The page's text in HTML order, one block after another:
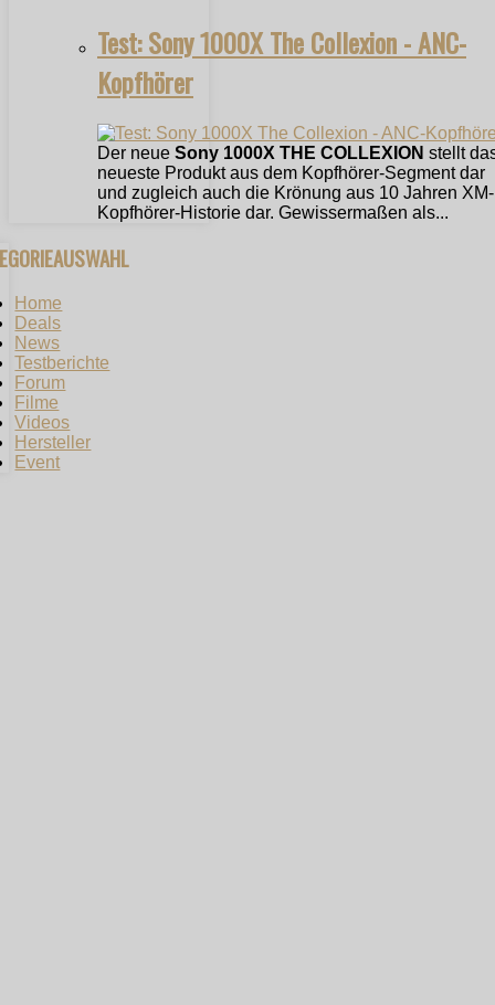
Test: Sony 1000X The Collexion - ANC-
Kopfhörer
Der neue Sony 1000X THE COLLEXION stellt
neueste Produkt aus dem Kopfhörer-Segment dar
und zugleich auch die Krönung aus 10 Jahren XM-
Kopfhörer-Historie dar. Gewissermaßen als...
Home
Deals
News
Testberichte
Forum
Filme
Videos
Hersteller
Event